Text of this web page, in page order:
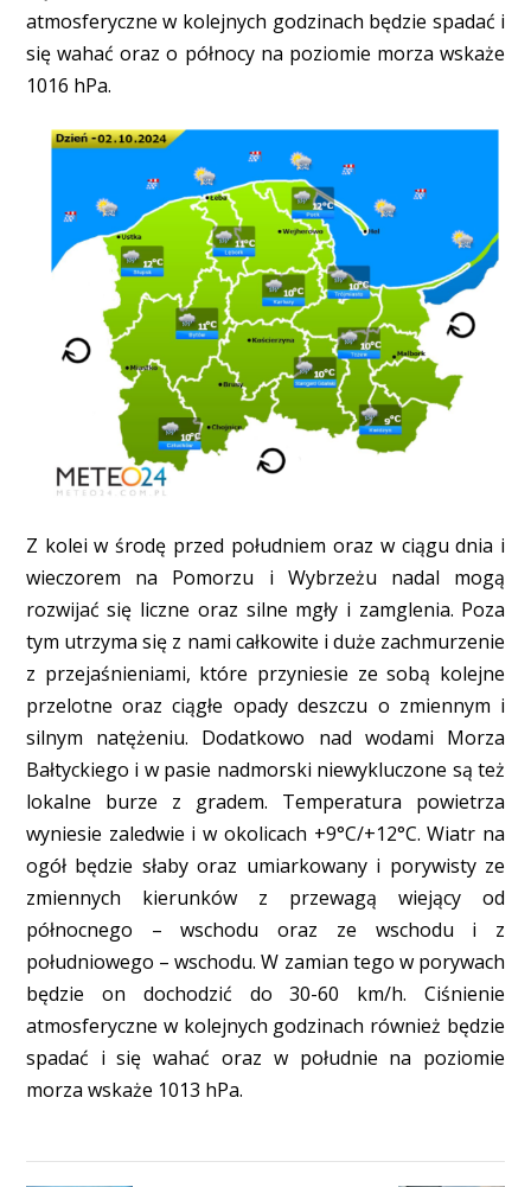
atmosferyczne w kolejnych godzinach będzie spadać i
się wahać oraz o północy na poziomie morza wskaże
1016 hPa.
Z kolei w środę przed południem oraz w ciągu dnia i
wieczorem na Pomorzu i Wybrzeżu nadal mogą
rozwijać się liczne oraz silne mgły i zamglenia. Poza
tym utrzyma się z nami całkowite i duże zachmurzenie
z przejaśnieniami, które przyniesie ze sobą kolejne
przelotne oraz ciągłe opady deszczu o zmiennym i
silnym natężeniu. Dodatkowo nad wodami Morza
Bałtyckiego i w pasie nadmorski niewykluczone są też
lokalne burze z gradem. Temperatura powietrza
wyniesie zaledwie i w okolicach +9°C/+12°C. Wiatr na
ogół będzie słaby oraz umiarkowany i porywisty ze
zmiennych kierunków z przewagą wiejący od
północnego – wschodu oraz ze wschodu i z
południowego – wschodu. W zamian tego w porywach
będzie on dochodzić do 30-60 km/h. Ciśnienie
atmosferyczne w kolejnych godzinach również będzie
spadać i się wahać oraz w południe na poziomie
morza wskaże 1013 hPa.